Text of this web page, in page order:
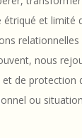
étriqué et limité
relationnelles
nous
de protection
ou